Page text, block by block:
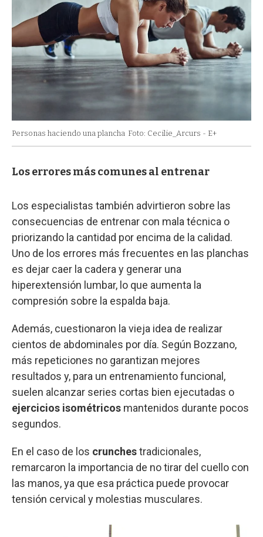
Personas haciendo una plancha Foto: Cecilie_Arcurs - E+
Los errores más comunes al entrenar
Los especialistas también advirtieron sobre las
consecuencias de entrenar con mala técnica o
priorizando la cantidad por encima de la calidad.
Uno de los errores más frecuentes en las planchas
es dejar caer la cadera y generar una
hiperextensión lumbar, lo que aumenta la
compresión sobre la espalda baja.
Además, cuestionaron la vieja idea de realizar
cientos de abdominales por día. Según Bozzano,
más repeticiones no garantizan mejores
resultados y, para un entrenamiento funcional,
suelen alcanzar series cortas bien ejecutadas o
ejercicios isométricos mantenidos durante pocos
segundos.
En el caso de los crunchestradicionales,
remarcaron la importancia de no tirar del cuello con
las manos, ya que esa práctica puede provocar
tensión cervical y molestias musculares.